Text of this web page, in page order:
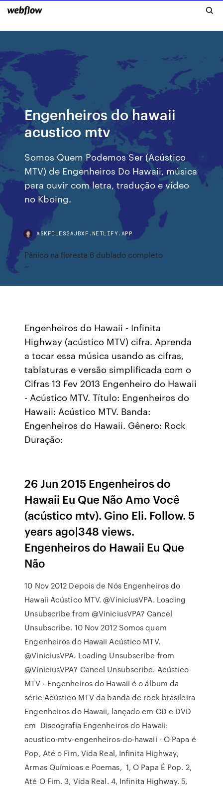
Engenheiros do hawaii
acustico mtv
Somos Quem Podemos Ser (Acústico
MTV) de Engenheiros Do Hawaii, música
para ouvir com letra, tradução e vídeo
no Kboing.
ASKFILESGAJBXF.NETLIFY.APP
Pânico na floresta 6 dublado completo
Engenheiros do Hawaii - Infinita
Highway (acústico MTV) cifra. Aprenda
a tocar essa música usando as cifras,
tablaturas e versão simplificada com o
Cifras 13 Fev 2013 Engenheiro do Hawaii
- Acústico MTV. Título: Engenheiros do
Hawaii: Acústico MTV. Banda:
Engenheiros do Hawaii. Gênero: Rock
Duração:
26 Jun 2015 Engenheiros do
Hawaii Eu Que Não Amo Você
(acústico mtv). Gino Eli. Follow. 5
years ago|348 views.
Engenheiros do Hawaii Eu Que
Não
10 Nov 2012 Depois de Nós Engenheiros do
Hawaii Acústico MTV. @ViniciusVPA. Loading
Unsubscribe from @ViniciusVPA? Cancel
Unsubscribe. 10 Nov 2012 Somos quem
Engenheiros do Hawaii Acústico MTV.
@ViniciusVPA. Loading Unsubscribe from
@ViniciusVPA? Cancel Unsubscribe. Acústico
MTV - Engenheiros do Hawaii é o álbum da
série Acústico MTV da banda de rock brasileira
Engenheiros do Hawaii, lançado em CD e DVD
em Discografia Engenheiros do Hawaii:
acustico-mtv-engenheiros-do-hawaii - O Papa é
Pop, Até o Fim, Vida Real, Infinita Highway,
Armas Químicas e Poemas, 1, O Papa É Pop. 2,
Até O Fim. 3, Vida Real. 4, Infinita Highway. 5,